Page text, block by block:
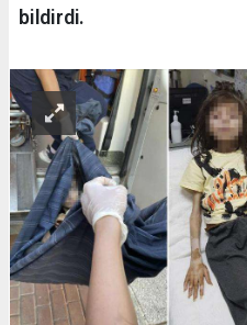
bildirdi.